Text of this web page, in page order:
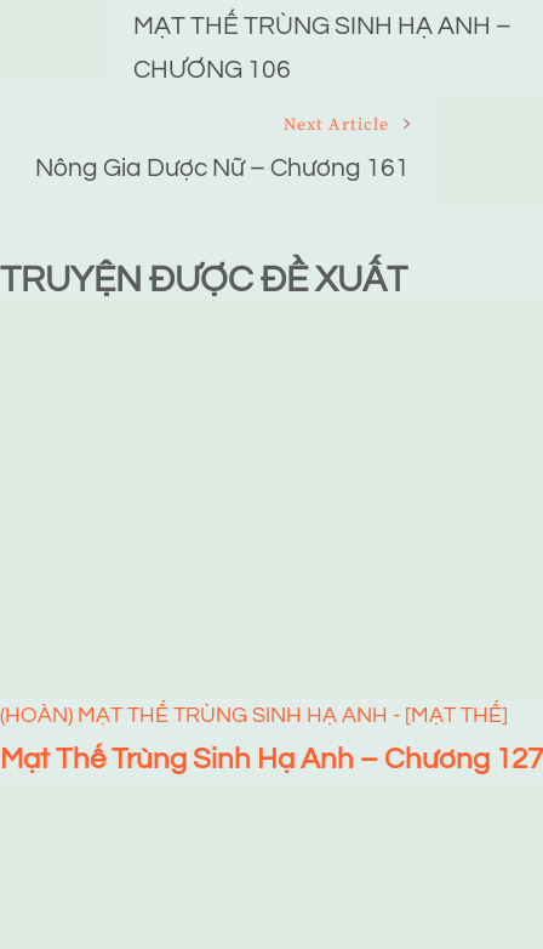
NavigationMẠT THẾ TRÙNG SINH HẠ ANH –
CHƯƠNG 106
Next Article
Nông Gia Dược Nữ – Chương 161
TRUYỆN ĐƯỢC ĐỀ XUẤT
(HOÀN) MẠT THẾ TRÙNG SINH HẠ ANH - [MẠT THẾ]
Mạt Thế Trùng Sinh Hạ Anh – Chương 127